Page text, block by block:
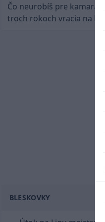
Čo neurobíš pre
troch rokoch vracia na ľad
BLESKOVKY